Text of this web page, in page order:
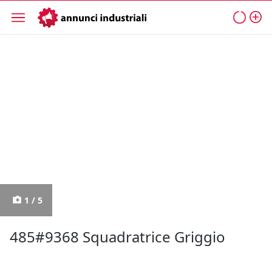
1 / 5
485#9368 Squadratrice Griggio